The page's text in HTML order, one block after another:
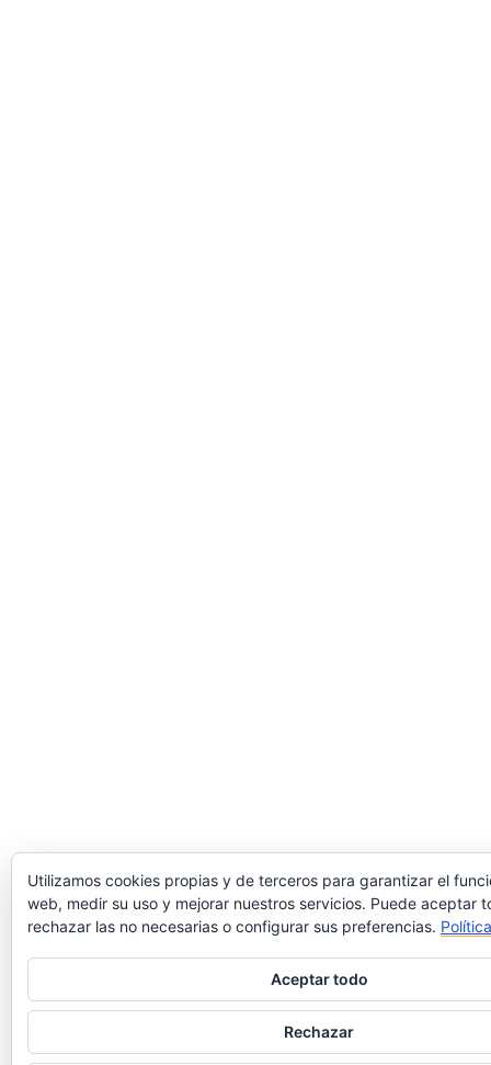
Utilizamos cookies propias y de terceros para garantizar el
web, medir su uso y mejorar nuestros servicios. Puede aceptar
rechazar las no necesarias o configurar sus preferencias.
Aceptar todo
Rechazar